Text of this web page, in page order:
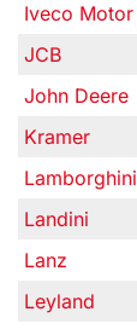
Iveco Motor
JCB
John Deere
Kramer
Lamborghini
Landini
Lanz
Leyland